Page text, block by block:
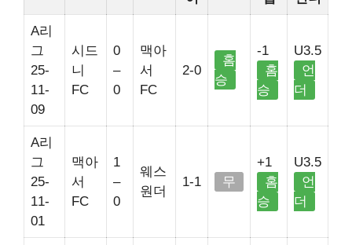
A리
그
25-
11-
09
시드
니
FC
0
–
0
맥아
서
FC
2-0
홈
승
-1
홈
승
U3.5
언
더
A리
그
25-
11-
01
맥아
서
FC
1
–
0
웨스
원더
1-1 무
+1
홈
승
U3.5
언
더